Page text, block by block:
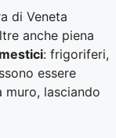
di Veneta
anche piena
: frigoriferi,
essere
muro, lasciando